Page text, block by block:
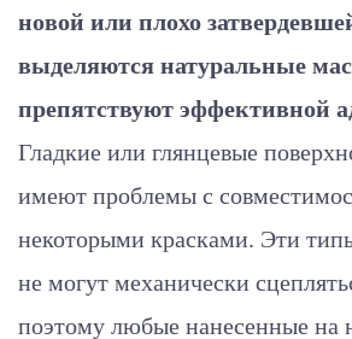
новой или плохо
выделяются натуральные
препятствуют эффективной
Гладкие или глянцевые
имеют проблемы с
некоторыми красками. Эти
не могут механически
поэтому любые нанесенные на